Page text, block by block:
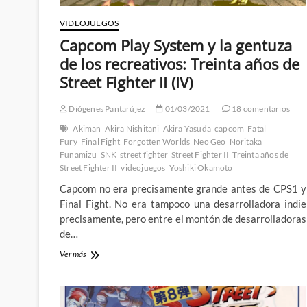
VIDEOJUEGOS
Capcom Play System y la gentuza
de los recreativos: Treinta años de
Street Fighter II (IV)
Diógenes Pantarújez 01/03/2021
18 comentarios
Akiman Akira Nishitani Akira Yasuda capcom Fatal
Fury Final Fight Forgotten Worlds Neo Geo Noritaka
Funamizu SNK street fighter Street Fighter II Treinta años de
Street Fighter II videojuegos Yoshiki Okamoto
Capcom no era precisamente grande antes de CPS1 y
Final Fight. No era tampoco una desarrolladora indie
precisamente, pero entre el montón de desarrolladoras
de…
Ver másCapcom
y
la